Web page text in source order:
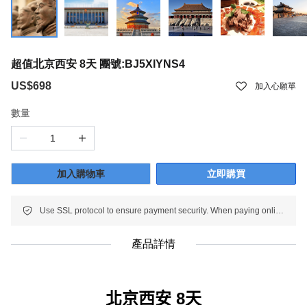
超值北京西安 8天 團號:BJ5XIYNS4
US$698
加入心願單
數量
加入購物車 立即購買
Use SSL protocol to ensure payment security. When paying online, your payment information is protected.
產品詳情
北京西安 8天